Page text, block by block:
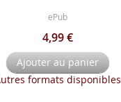
ePub
4,99 €
Ajouter au panier
formats disponibles